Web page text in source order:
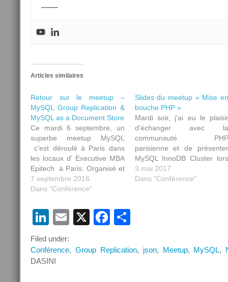
—–
Articles similaires
Retour sur le meetup –
MySQL Group Replication &
MySQL as a Document Store
Ce mardi 6 septembre, un
superbe meetup MySQL
c'est déroulé à Paris dans
les locaux d' Executive MBA
Epitech à Paris. Organisé et
sponsorisé par Oracle
MySQL et Openska. Un
participants, aux
organisateurs et au sponsor
Frédéric (EMEA MySQL
Community Manager) et à
Dimitri (MySQL Performance
7 septembre 2016
Dans "Conférence"
Slides du meetup « Mise
bouche PHP »
Mardi soir, j'ai eu le
d'échanger avec
communauté
parisienne et de
MySQL InnoDB Cluster
du meetup "Mise en
PHP" organisé par
3 mai 2017
Dans "Conférence"
LinkedIn
Email
X Facebook
Filed under:
Conférence, Group Replication, json, Meetup, MySQL,
DASINI